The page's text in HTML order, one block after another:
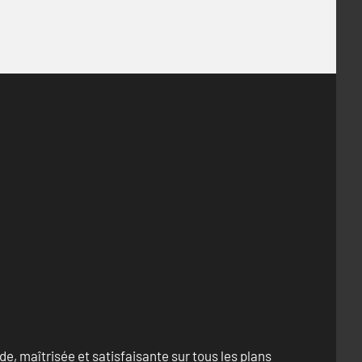
maîtrisée et satisfaisante sur tous les plans